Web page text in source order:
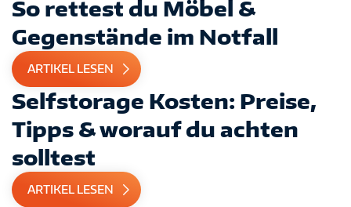
So rettest du Möbel &
Gegenstände im Notfall
ARTIKEL LESEN
Selfstorage Kosten: Preise,
Tipps & worauf du achten
solltest
ARTIKEL LESEN